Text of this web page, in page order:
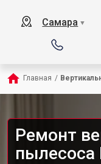
Самара ▼
Главная /
Ремонт
пылесоса